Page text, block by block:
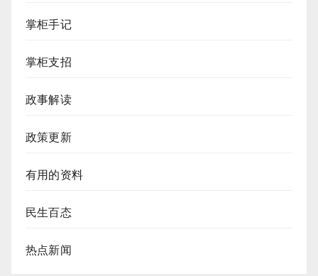
掌柜手记
掌柜支招
政事解读
政策更新
有用的资料
民生百态
热点新闻